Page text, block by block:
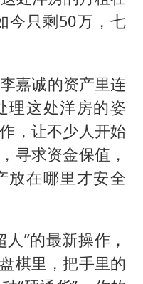
今只剩50万，七
李嘉诚的资产里连
理这处洋房的姿
，让不少人开始
寻求资金保值，
放在哪里才安全
”的最新操作，
棋里，把手里的